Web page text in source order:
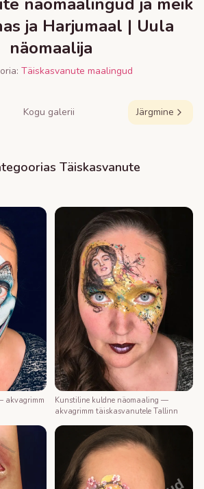
ja Harjumaal | Uula
näomaalija
Täiskasvanute maalingud
Kogu galerii Järgmine
Täiskasvanute
akvagrimm
Kunstiline kuldne näomaaling —
akvagrimm täiskasvanutele Tallinn